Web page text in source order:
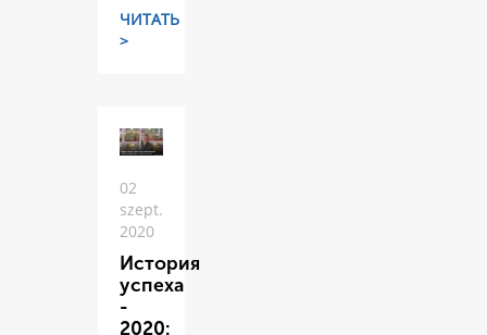
ЧИТАТЬ
>
02
szept.
2020
История
успеха
-
2020: